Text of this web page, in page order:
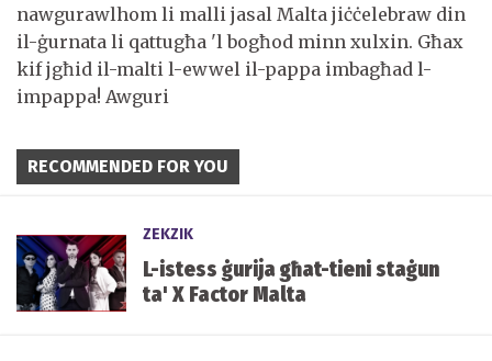
nawgurawlhom li malli jasal Malta jiċċelebraw din
il-ġurnata li qattugħa 'l bogħod minn xulxin. Għax
kif jgħid il-malti l-ewwel il-pappa imbagħad l-
impappa! Awguri
RECOMMENDED FOR YOU
ZEKZIK
L-istess ġurija għat-tieni staġun
ta' X Factor Malta